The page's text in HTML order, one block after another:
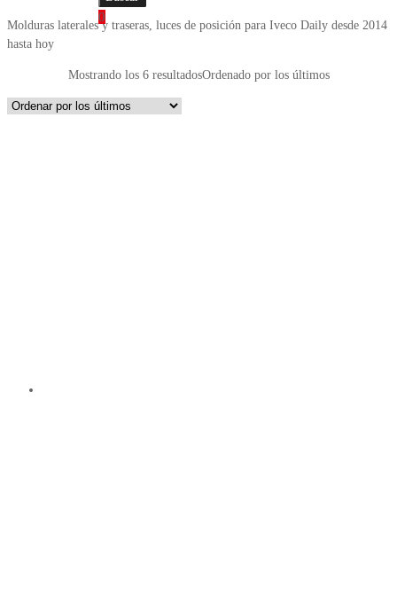
0
Molduras laterales y traseras, luces de posición para Iveco Daily desde 2014
hasta hoy
Mostrando los 6 resultadosOrdenado por los últimos